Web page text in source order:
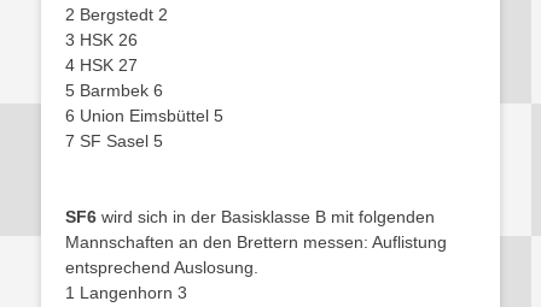
2 Bergstedt 2
3 HSK 26
4 HSK 27
5 Barmbek 6
6 Union Eimsbüttel 5
7 SF Sasel 5
SF6 wird sich in der Basisklasse B mit folgenden
Mannschaften an den Brettern messen: Auflistung
entsprechend Auslosung.
1 Langenhorn 3